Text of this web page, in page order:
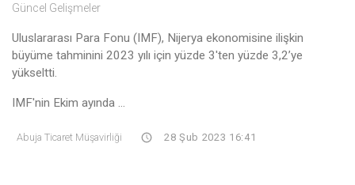
Güncel Gelişmeler
Uluslararası Para Fonu (IMF), Nijerya ekonomisine ilişkin
büyüme tahminini 2023 yılı için yüzde 3'ten yüzde 3,2’ye
yükseltti.
IMF'nin Ekim ayında ...
Abuja Ticaret Müşavirliği 28 Şub 2023 16:41